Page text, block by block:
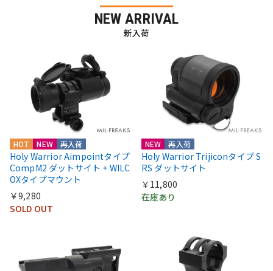
NEW ARRIVAL
新入荷
HOT NEW 再入荷
Holy Warrior Aimpointタイプ
CompM2 ダットサイト + WILC
OXタイプマウント
￥9,280
SOLD OUT
NEW 再入荷
Holy Warrior Trijiconタイプ S
RS ダットサイト
￥11,800
在庫あり